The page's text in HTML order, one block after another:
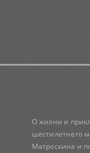
О жизни и
шестилетнего
Матроскина и